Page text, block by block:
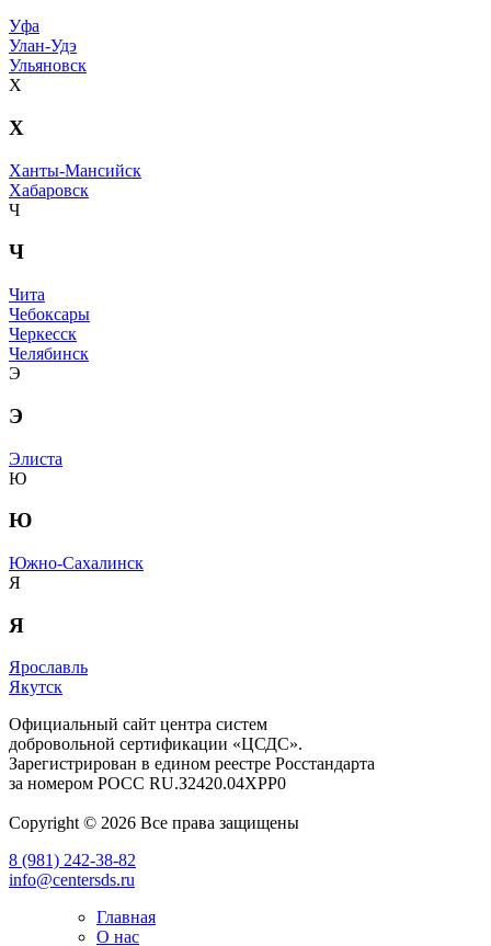
Уфа
Улан-Удэ
Ульяновск
Х
Х
Ханты-Мансийск
Хабаровск
Ч
Ч
Чита
Чебоксары
Черкесск
Челябинск
Э
Э
Элиста
Ю
Ю
Южно-Сахалинск
Я
Я
Ярославль
Якутск
Официальный сайт центра систем
добровольной сертификации «ЦСДС».
Зарегистрирован в едином реестре Росстандарта
за номером РОСС RU.З2420.04ХРР0
Copyright © 2026 Все права защищены
8 (981) 242-38-82
info@centersds.ru
Главная
О нас